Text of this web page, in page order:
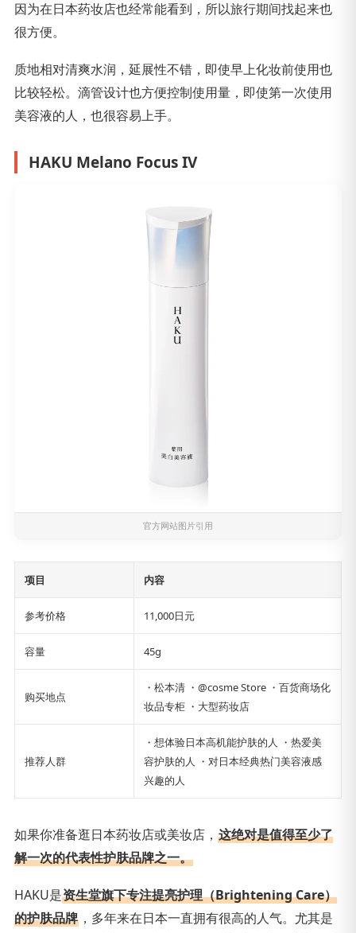
因为在日本药妆店也经常能看到，所以旅行期间找起来也
很方便。
质地相对清爽水润，延展性不错，即使早上化妆前使用也
比较轻松。滴管设计也方便控制使用量，即使第一次使用
美容液的人，也很容易上手。
HAKU Melano Focus IV
官方网站图片引用
项目 内容
参考价格 11,000日元
容量 45g
购买地点
・松本清 ・@cosme Store ・百货商场化
妆品专柜 ・大型药妆店
推荐人群
・想体验日本高机能护肤的人 ・热爱美
容护肤的人 ・对日本经典热门美容液感
兴趣的人
如果你准备逛日本药妆店或美妆店， 这绝对是值得至少了
解一次的代表性护肤品牌之一。
HAKU是资生堂旗下专注提亮护理（Brightening Care）
的护肤品牌 ，多年来在日本一直拥有很高的人气。尤其是